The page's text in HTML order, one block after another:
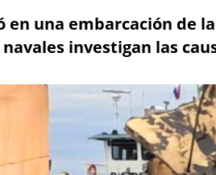
en una embarcación de
investigan las